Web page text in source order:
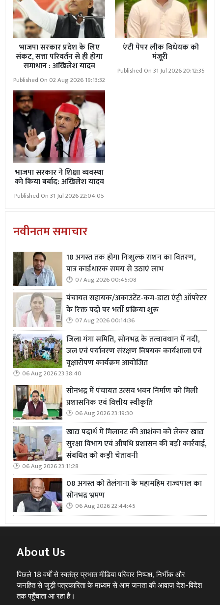
और संस्कृति के पोषण का माध्यम बनते हैं। युवा कार्यकर्ताओं की
तत्परता, महिलाओं की सहभागिता, और समाज के हर वर्ग की
भागीदारी ने इस आयोजन को नायाब बना दिया।
वही कहावतें कहती हैं — "जहां चाह, वहां राह" और "भक्ति में शक्ति
होती है तो अनपरा की इस भव्य शोभायात्रा ने यह दोनों सिद्ध कर
दिखाया। धर्म का दीप जब जलता है, तो अंधकार स्वयं पीछे हटता है।
भाजपा सरकार प्रदेश के लिए
संकट, सत्ता परिवर्तन से ही होगा
समाधान : अखिलेश यादव
Published On 02 Aug 2026 19:13:32
एंटी पेपर लीक विधेयक को
मंजूरी
Published On 31 Jul 2026 20:12:35
भाजपा सरकार ने शिक्षा व्यवस्था
को किया बर्बाद: अखिलेश यादव
Published On 31 Jul 2026 22:04:05
नवीनतम समाचार
18 अगस्त तक होगा निःशुल्क राशन का वितरण,
पात्र कार्डधारक समय से उठाएं लाभ
07 Aug 2026 00:45:08
पंचायत सहायक/अकाउंटेंट-कम-डाटा एंट्री ऑपरेटर
के रिक्त पदों पर भर्ती प्रक्रिया शुरू
07 Aug 2026 00:14:36
जिला गंगा समिति, सोनभद्र के तत्वावधान में नदी,
जल एवं पर्यावरण संरक्षण विषयक कार्यशाला एवं
वृक्षारोपण कार्यक्रम आयोजित
06 Aug 2026 23:38:40
सोनभद्र में पंचायत उत्सव भवन निर्माण को मिली
प्रशासनिक एवं वित्तीय स्वीकृति
06 Aug 2026 23:19:30
खाद्य पदार्थ में मिलावट की आशंका को लेकर खाद्य
सुरक्षा विभाग एवं औषधि प्रशासन की बड़ी कार्रवाई,
संबधित को कड़ी चेतावनी
06 Aug 2026 23:11:28
08 अगस्त को तेलंगाना के महामहिम राज्यपाल का
सोनभद्र भ्रमण
06 Aug 2026 22:44:45
About Us
पिछले 18 वर्षों से स्वतंत्र प्रभात मीडिया परिवार निष्पक्ष, निर्भीक और
जनहित से जुड़ी पत्रकारिता के माध्यम से आम जनता की आवाज़ देश-विदेश
तक पहुँचाता आ रहा है।